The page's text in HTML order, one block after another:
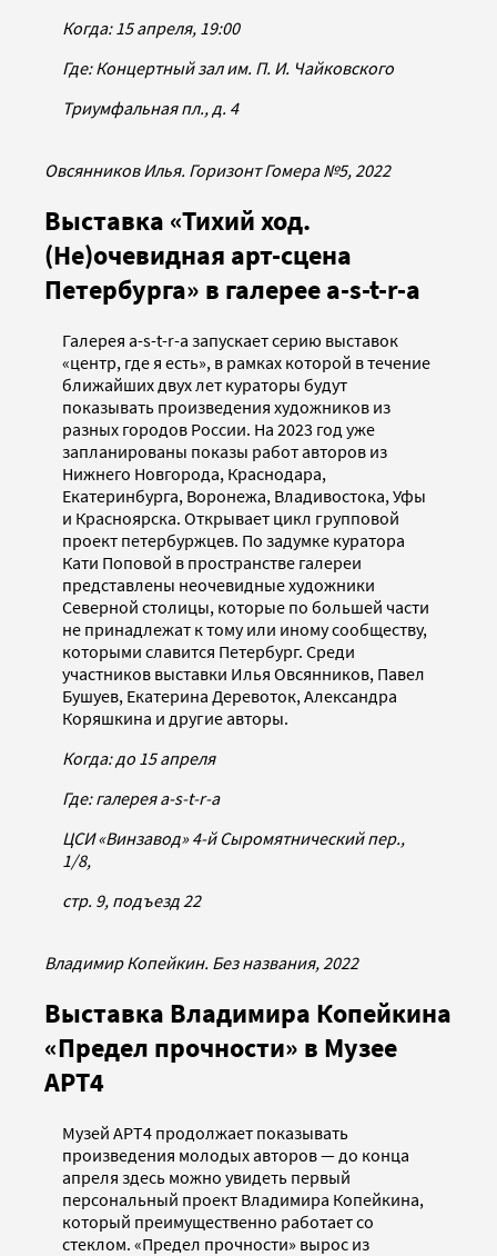
Когда: 15 апреля, 19:00
Где: Концертный зал им. П. И. Чайковского
Триумфальная пл., д. 4
Овсянников Илья. Горизонт Гомера №5, 2022
Выставка «Тихий ход.
(Не)очевидная арт-сцена
Петербурга» в галерее a-s-t-r-a
Галерея a-s-t-r-a запускает серию выставок
«центр, где я есть», в рамках которой в течение
ближайших двух лет кураторы будут
показывать произведения художников из
разных городов России. На 2023 год уже
запланированы показы работ авторов из
Нижнего Новгорода, Краснодара,
Екатеринбурга, Воронежа, Владивостока, Уфы
и Красноярска. Открывает цикл групповой
проект петербуржцев. По задумке куратора
Кати Поповой в пространстве галереи
представлены неочевидные художники
Северной столицы, которые по большей части
не принадлежат к тому или иному сообществу,
которыми славится Петербург. Среди
участников выставки Илья Овсянников, Павел
Бушуев, Екатерина Деревоток, Александра
Коряшкина и другие авторы.
Когда: до 15 апреля
Где: галерея a-s-t-r-a
ЦСИ «Винзавод» 4-й Сыромятнический пер.,
1/8,
стр. 9, подъезд 22
Владимир Копейкин. Без названия, 2022
Выставка Владимира Копейкина
«Предел прочности» в Музее
АРТ4
Музей АРТ4 продолжает показывать
произведения молодых авторов — до конца
апреля здесь можно увидеть первый
персональный проект Владимира Копейкина,
который преимущественно работает со
стеклом. «Предел прочности» вырос из